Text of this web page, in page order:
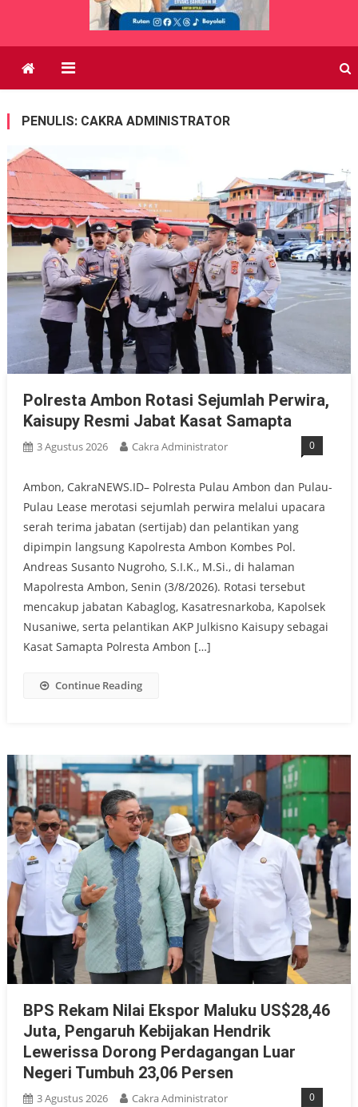
PENULIS: CAKRA ADMINISTRATOR
Polresta Ambon Rotasi Sejumlah Perwira,
Kaisupy Resmi Jabat Kasat Samapta
3 Agustus 2026 Cakra Administrator 0
Ambon, CakraNEWS.ID– Polresta Pulau Ambon dan Pulau-
Pulau Lease merotasi sejumlah perwira melalui upacara
serah terima jabatan (sertijab) dan pelantikan yang
dipimpin langsung Kapolresta Ambon Kombes Pol.
Andreas Susanto Nugroho, S.I.K., M.Si., di halaman
Mapolresta Ambon, Senin (3/8/2026). Rotasi tersebut
mencakup jabatan Kabaglog, Kasatresnarkoba, Kapolsek
Nusaniwe, serta pelantikan AKP Julkisno Kaisupy sebagai
Kasat Samapta Polresta Ambon […]
Continue Reading
BPS Rekam Nilai Ekspor Maluku US$28,46
Juta, Pengaruh Kebijakan Hendrik
Lewerissa Dorong Perdagangan Luar
Negeri Tumbuh 23,06 Persen
3 Agustus 2026 Cakra Administrator 0